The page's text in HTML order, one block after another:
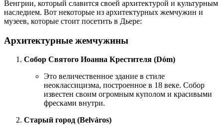
Венгрии, который славится своей архитектурой и культурным
наследием. Вот некоторые из архитектурных жемчужин и
музеев, которые стоит посетить в Дьере:
Архитектурные жемчужины
Собор Святого Иоанна Крестителя (Dóm)
Это величественное здание в стиле
неоклассицизма, построенное в 18 веке. Собор
известен своим огромным куполом и красивыми
фресками внутри.
Старый город (Belváros)